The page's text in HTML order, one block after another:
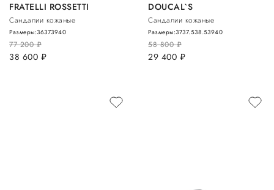
FRATELLI ROSSETTI
Сандалии кожаные
77 200руб.
38 600 руб.
Размеры:36373940
DOUCAL`S
Сандалии кожаные
58 800руб.
29 400 руб.
Размеры:3737.538.53940